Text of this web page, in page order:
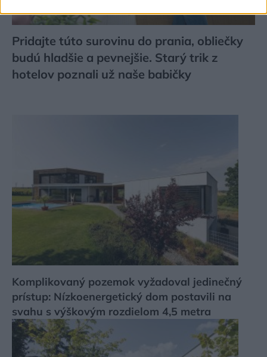
Pridajte túto surovinu do prania, obliečky
budú hladšie a pevnejšie. Starý trik z
hotelov poznali už naše babičky
Komplikovaný pozemok vyžadoval jedinečný
prístup: Nízkoenergetický dom postavili na
svahu s výškovým rozdielom 4,5 metra